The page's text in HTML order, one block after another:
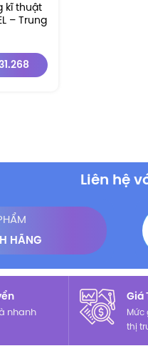
kĩ thuật
– Trung
Liên hệ
HÃNG
nhanh
Giá
Mức
thị